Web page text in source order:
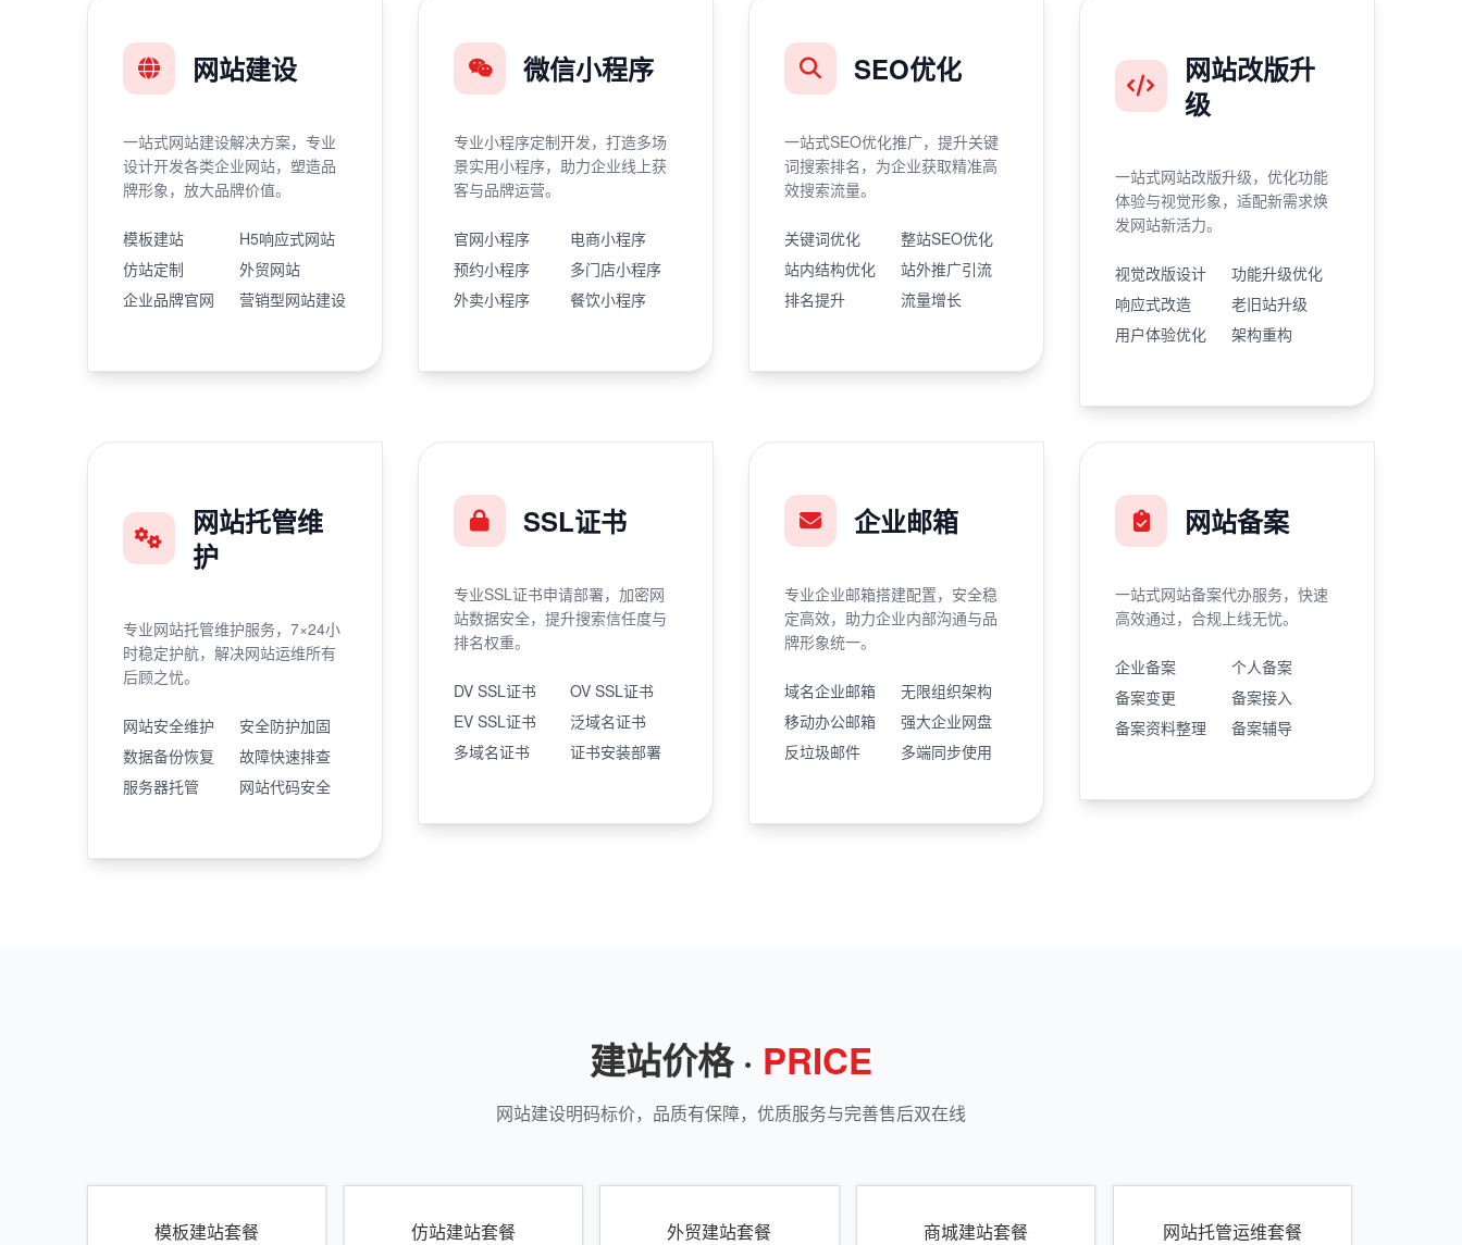
网站建设
一站式网站建设解决方案，专业
设计开发各类企业网站，塑造品
牌形象，放大品牌价值。
模板建站
H5响应式网站
仿站定制
外贸网站
企业品牌官网
营销型网站建设
微信小程序
专业小程序定制开发，打造多场
景实用小程序，助力企业线上获
客与品牌运营。
官网小程序
电商小程序
预约小程序
多门店小程序
外卖小程序
餐饮小程序
SEO优化
一站式SEO优化推广，提升关键
词搜索排名，为企业获取精准高
效搜索流量。
关键词优化
整站SEO优化
站内结构优化
站外推广引流
排名提升
流量增长
网站改版升
级
一站式网站改版升级，优化功能
体验与视觉形象，适配新需求焕
发网站新活力。
视觉改版设计
功能升级优化
响应式改造
老旧站升级
用户体验优化
架构重构
网站托管维
护
专业网站托管维护服务，7×24小
时稳定护航，解决网站运维所有
后顾之忧。
网站安全维护
安全防护加固
数据备份恢复
故障快速排查
服务器托管
网站代码安全
SSL证书
专业SSL证书申请部署，加密网
站数据安全，提升搜索信任度与
排名权重。
DV SSL证书
OV SSL证书
EV SSL证书
泛域名证书
多域名证书
证书安装部署
企业邮箱
专业企业邮箱搭建配置，安全稳
定高效，助力企业内部沟通与品
牌形象统一。
域名企业邮箱
无限组织架构
移动办公邮箱
强大企业网盘
反垃圾邮件
多端同步使用
网站备案
一站式网站备案代办服务，快速
高效通过，合规上线无忧。
企业备案
个人备案
备案变更
备案接入
备案资料整理
备案辅导
建站价格 · PRICE
网站建设明码标价，品质有保障，优质服务与完善售后双在线
模板建站套餐 仿站建站套餐 外贸建站套餐 商城建站套餐 网站托管运维套餐